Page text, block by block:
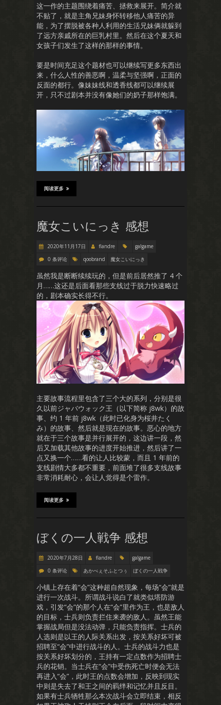
这一作的主题围绕着痛苦、拯救来展开。简介就
不贴了，就是主角兄妹身怀转移他人痛苦的异
能，为了摆脱被各种人利用的生活兄妹俩就躲到
了远方亲戚所在的巨乳村里。然后在这个夏天和
女孩子们发生了这样的那样的事情。
要是时间充足这个题材也可以继续写更多东西出
来，什么人性的善恶啊，温柔与坚强啊，正面的
反面的都行。像妹妹线和透香线都可以继续展
开，只不过剧本并没有像她们的奶子那样饱满。
阅读更多
魔女こいにっき 感想
2020年11月17日 flandre
galgame
0 条评论
qoobrand 魔女こいにっき
虽然我是断断续续玩的，但是前后居然推了 4 个
月……这还是后面看那些支线过于脱力快速略过
的，剧本确实长得不行。
主要故事流程里包含了三个大的系列，分别是很
久以前ジャバウォック王（以下简称 j8wk）的故
事、约 1 年前 j8wk（此时已化身为桜井たく
み）的故事、然后就是现在的故事。恶心的地方
就在于三个故事是并行展开的，这边讲一段，然
后又加载其他故事的进度开始推进，然后讲了一
点又换一个……看的让人比较蒙，而且 1 年前的
支线剧情大多都不重要，前面堆了很多支线故事
非常消耗耐心，会让人觉得是个雷作。
阅读更多
ぼくの一人戦争 感想
2020年7月28日 flandre
galgame
0 条评论
あかべぇそふとつぅ ぼくの一人戦争
小镇上存在着“会”这种超自然现象，每场“会”就是
进行一次战斗。所谓战斗说白了就类似塔防游
戏，引发“会”的那个人在“会”里作为王，也是敌人
的目标，士兵则负责拦住来袭的敌人。虽然王能
掌握战局但是没法动弹，只能负责指挥。士兵的
人选则是以王的人际关系出发，按关系好坏可被
招聘至“会”中进行战斗的人。士兵的战斗力也是
按关系好坏划分的，王持有一定点数作为招聘士
兵的花销。当士兵在“会”中受伤死亡时便会无法
再进入“会”，此时王的点数会增加，反映到现实
中则是失去了和王之间的羁绊和记忆并且反目。
如果有士兵牺牲那么本次战斗会立即结束，相反